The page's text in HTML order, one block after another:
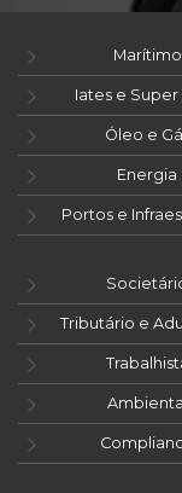
Marítimo
Iates e Super
Óleo e
Energia
Portos e
Tributário e
Ambiental